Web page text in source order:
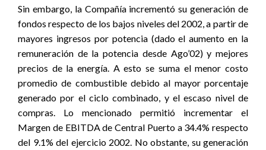
Sin embargo, la Compañía incrementó su generación de
fondos respecto de los bajos niveles del 2002, a partir de
mayores ingresos por potencia (dado el aumento en la
remuneración de la potencia desde Ago’02) y mejores
precios de la energía. A esto se suma el menor costo
promedio de combustible debido al mayor porcentaje
generado por el ciclo combinado, y el escaso nivel de
compras. Lo mencionado permitió incrementar el
Margen de EBITDA de Central Puerto a 34.4% respecto
del 9.1% del ejercicio 2002. No obstante, su generación